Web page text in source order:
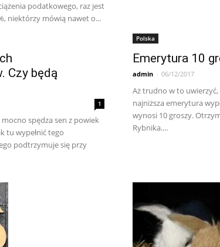
podatkowego, raz jest
niektórzy mówią nawet o...
Czy będą
1
spędza sen z powiek
tu wypełnić tego
podtrzymuje się przy
Polska
Emerytura 10
admin - 06/12/2017
Aż trudno w to
najniższa emerytura
wynosi 10 groszy.
Rybnika....